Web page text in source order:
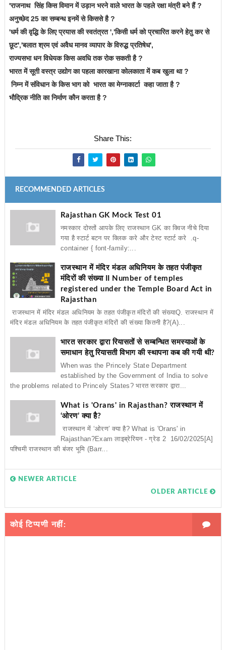
'राजनाथसिंह किस विमान में उड़ान भरने वाले भारत के पहले रक्षा मंत्री बने हैं ?
अनुच्छेद 25 का सम्बन्ध इनमें से किससे है ?
'धर्म की वृद्धि के लिए प्रयास की स्वतंत्रत ','किसी धर्म को प्रचारित करने हेतु कर से
छूट','बलात श्रम एवं अवैध मानव व्यापार के विरुद्ध प्रतिषेध',
राज्यसभा धन विधेयक किस अवधि तक रोक सकती है ?
भारत में सूती वस्त्र उद्योग का पहला कारखाना कोलकाता में कब खुला था ?
निम्न में संविधान के किस भाग को भारत का मेग्नाकार्टा कहा जाता है ?
भौद्रिक नीति का निर्माण कौन करता है ?
Share This:
RECOMMENDED ARTICLES
Rajasthan GK Mock Test 01
नमस्कार दोस्तों आपके लिए राजस्थान GK का क्विज नीचे दिया
गया है स्टार्ट बटन पर क्लिक करे और टेस्ट स्टार्ट करे .q-
container { font-family:...
राजस्थान में मंदिर मंडल अधिनियम के तहत पंजीकृत
मंदिरों की संख्या II Number of temples
registered under the Temple Board Act in
Rajasthan
राजस्थान में मंदिर मंडल अधिनियम के तहत पंजीकृत मंदिरों की संख्याQ. राजस्थान में
मंदिर मंडल अधिनियम के तहत पंजीकृत मंदिरों की संख्या कितनी है?(A)...
भारत सरकार द्वारा रियासतों से सम्बन्धित समस्याओं के
समाधान हेतु रियासती विभाग की स्थापना कब की गयी थी?
When was the Princely State Department
established by the Government of India to solve
the problems related to Princely States? भारत सरकार द्वारा...
What is 'Orans' in Rajasthan? राजस्थान में
‘ओरण’ क्या है?
राजस्थान में ‘ओरण’ क्या है? What is 'Orans' in
Rajasthan?Exam लाइब्रेरियन - ग्रेड 2 16/02/2025[A]
पश्चिमी राजस्थान की बंजर भूमि (Barr...
NEWER ARTICLE
OLDER ARTICLE
कोई टिप्पणी नहीं: